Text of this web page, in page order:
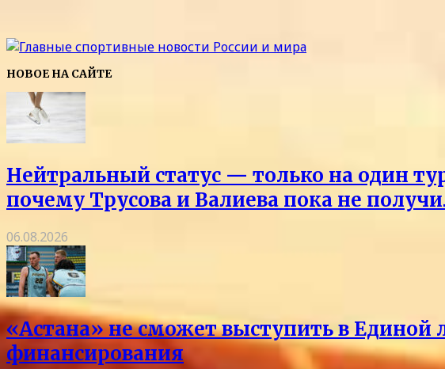
НОВОЕ НА САЙТЕ
Нейтральный статус — только на один
почему Трусова и Валиева пока не
06.08.2026
«Астана» не сможет выступить в Единой
финансирования